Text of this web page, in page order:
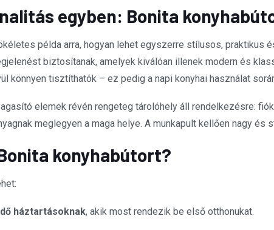
egyben: Bonita
példa arra, hogyan lehet egyszerre stílusos, praktikus
biztosítanak, amelyek kiválóan illenek modern és
könnyen tisztíthatók – ez pedig a napi konyhai használat
elemek révén rengeteg tárolóhely áll rendelkezésre:
meglegyen a maga helye. A munkapult kellően nagy és
konyhabútort?
háztartásoknak, akik most rendezik be első otthonukat.